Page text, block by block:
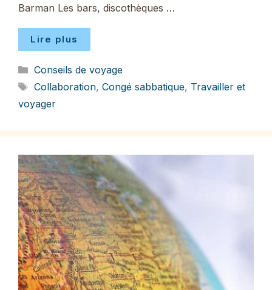
Barman Les bars, discothèques …
Lire plus
Catégories
Conseils de voyage
Étiquettes
Collaboration, Congé sabbatique, Travailler et
voyager